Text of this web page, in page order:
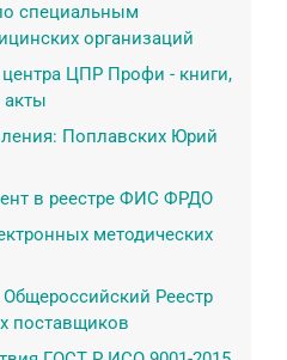
специальным
организаций
центра ЦПР Профи - книги,
акты
Поплавских Юрий
в реестре ФИС ФРДО
методических
Реестр
поставщиков